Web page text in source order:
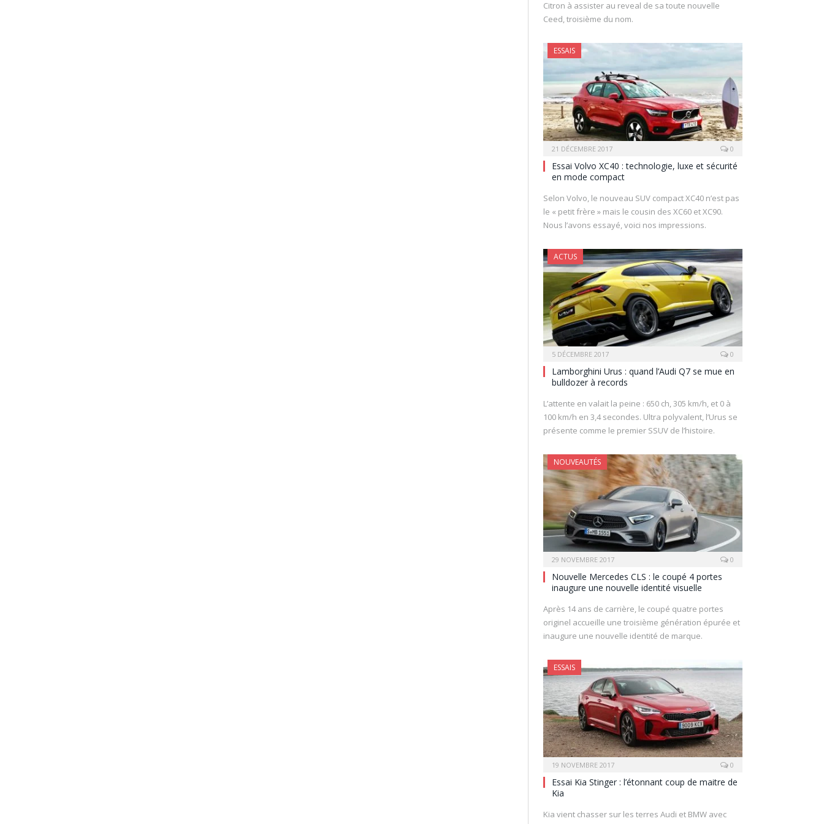
Citron à assister au reveal de sa toute nouvelle
Ceed, troisième du nom.
ESSAIS
21 DÉCEMBRE 2017 0
Essai Volvo XC40 : technologie, luxe et sécurité
en mode compact
Selon Volvo, le nouveau SUV compact XC40 n’est pas
le « petit frère » mais le cousin des XC60 et XC90.
Nous l’avons essayé, voici nos impressions.
ACTUS
5 DÉCEMBRE 2017 0
Lamborghini Urus : quand l’Audi Q7 se mue en
bulldozer à records
L’attente en valait la peine : 650 ch, 305 km/h, et 0 à
100 km/h en 3,4 secondes. Ultra polyvalent, l’Urus se
présente comme le premier SSUV de l’histoire.
NOUVEAUTÉS
29 NOVEMBRE 2017 0
Nouvelle Mercedes CLS : le coupé 4 portes
inaugure une nouvelle identité visuelle
Après 14 ans de carrière, le coupé quatre portes
originel accueille une troisième génération épurée et
inaugure une nouvelle identité de marque.
ESSAIS
19 NOVEMBRE 2017 0
Essai Kia Stinger : l’étonnant coup de maitre de
Kia
Kia vient chasser sur les terres Audi et BMW avec